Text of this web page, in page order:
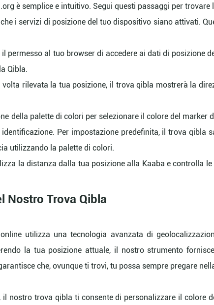
è semplice e intuitivo. Segui questi passaggi per trovare
i servizi di posizione del tuo dispositivo siano attivati.
il permesso al tuo browser di accedere ai dati di posizione
Qibla.
volta rilevata la tua posizione, il trova qibla mostrerà la
della palette di colori per selezionare il colore del marker
Per impostazione predefinita, il trova qibla
utilizzando la palette di colori.
la distanza dalla tua posizione alla Kaaba e controlla
Nostro Trova Qibla
utilizza una tecnologia avanzata di
la tua posizione attuale, il nostro strumento
che, ovunque ti trovi, tu possa sempre pregare
il nostro trova qibla ti consente di personalizzare il colore